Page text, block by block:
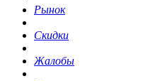
Рынок
Скидки
Жалобы